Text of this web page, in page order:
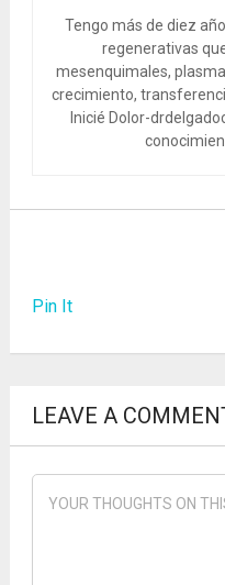
Tengo más de diez
regenerativas
mesenquimales,
crecimiento,
Inicié Dolor-
Pin It
LEAVE A